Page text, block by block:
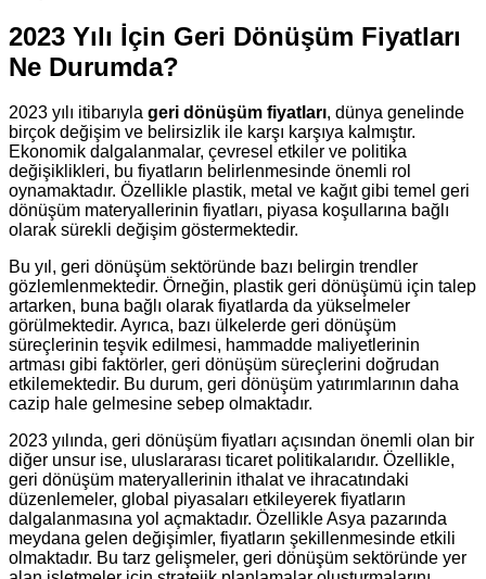
2023 Yılı İçin Geri Dönüşüm Fiyatları
Ne Durumda?
2023 yılı itibarıyla geri dönüşüm fiyatları, dünya genelinde
birçok değişim ve belirsizlik ile karşı karşıya kalmıştır.
Ekonomik dalgalanmalar, çevresel etkiler ve politika
değişiklikleri, bu fiyatların belirlenmesinde önemli rol
oynamaktadır. Özellikle plastik, metal ve kağıt gibi temel geri
dönüşüm materyallerinin fiyatları, piyasa koşullarına bağlı
olarak sürekli değişim göstermektedir.
Bu yıl, geri dönüşüm sektöründe bazı belirgin trendler
gözlemlenmektedir. Örneğin, plastik geri dönüşümü için talep
artarken, buna bağlı olarak fiyatlarda da yükselmeler
görülmektedir. Ayrıca, bazı ülkelerde geri dönüşüm
süreçlerinin teşvik edilmesi, hammadde maliyetlerinin
artması gibi faktörler, geri dönüşüm süreçlerini doğrudan
etkilemektedir. Bu durum, geri dönüşüm yatırımlarının daha
cazip hale gelmesine sebep olmaktadır.
2023 yılında, geri dönüşüm fiyatları açısından önemli olan bir
diğer unsur ise, uluslararası ticaret politikalarıdır. Özellikle,
geri dönüşüm materyallerinin ithalat ve ihracatındaki
düzenlemeler, global piyasaları etkileyerek fiyatların
dalgalanmasına yol açmaktadır. Özellikle Asya pazarında
meydana gelen değişimler, fiyatların şekillenmesinde etkili
olmaktadır. Bu tarz gelişmeler, geri dönüşüm sektöründe yer